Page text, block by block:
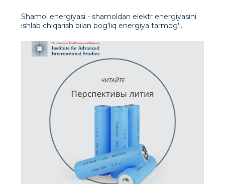
Shamol energiyasi - shamoldan elektr energiyasini
ishlab chiqarish bilan bog'liq energiya tarmog'i.
mexanik, keyin esa elektr energiyasiga aylantirish
uchun ishlatiladi.Shamol elektr stantsiyasining asosiy
komponentlari shamol turbina